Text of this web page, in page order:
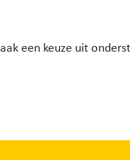
een keuze uit